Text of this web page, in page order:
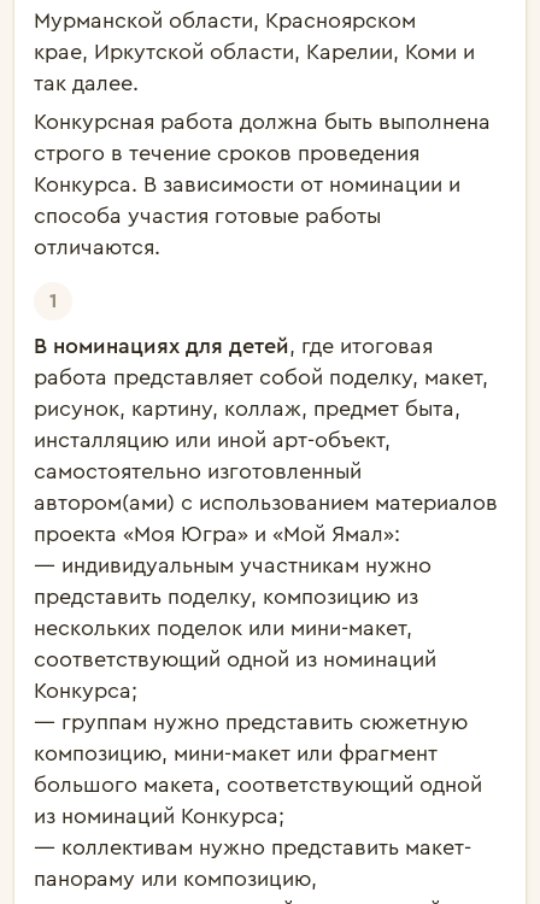
Мурманской области, Красноярском
крае, Иркутской области, Карелии, Коми и
так далее.
Конкурсная работа должна быть выполнена
строго в течение сроков проведения
Конкурса. В зависимости от номинации и
способа участия готовые работы
отличаются.
В номинациях для детей, где итоговая
работа представляет собой поделку, макет,
рисунок, картину, коллаж, предмет быта,
инсталляцию или иной арт-объект,
самостоятельно изготовленный
автором(ами) с использованием материалов
проекта «Моя Югра» и «Мой Ямал»:
— индивидуальным участникам нужно
представить поделку, композицию из
нескольких поделок или мини-макет,
соответствующий одной из номинаций
Конкурса;
— группам нужно представить сюжетную
композицию, мини-макет или фрагмент
большого макета, соответствующий одной
из номинаций Конкурса;
— коллективам нужно представить макет-
панораму или композицию,